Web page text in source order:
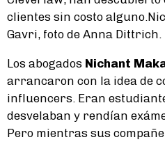
clientes sin costo
Gavri, foto de Anna Dittrich.
Los abogados Nichant
arrancaron con la idea de
influencers. Eran
desvelaban y rendían
Pero mientras sus